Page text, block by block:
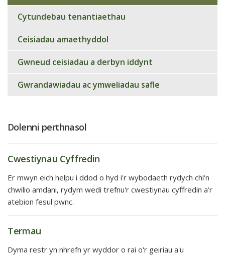
Cytundebau tenantiaethau
Ceisiadau amaethyddol
Gwneud ceisiadau a derbyn iddynt
Gwrandawiadau ac ymweliadau safle
Dolenni perthnasol
Cwestiynau Cyffredin
Er mwyn eich helpu i ddod o hyd i'r wybodaeth rydych chi'n
chwilio amdani, rydym wedi trefnu'r cwestiynau cyffredin a'r
atebion fesul pwnc.
Termau
Dyma restr yn nhrefn yr wyddor o rai o'r geiriau a'u